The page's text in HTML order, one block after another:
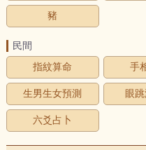
豬
民間
指紋算命
手
生男生女預測 眼
六爻占卜